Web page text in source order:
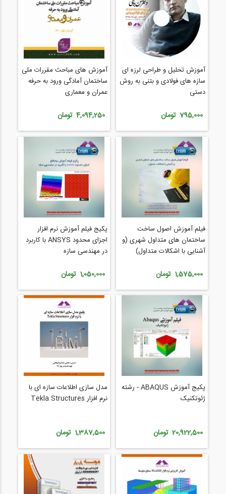
آموزش تحلیل و طراحی لرزه ای
سازه های فولادی و بتنی به روش
دستی
795,000 تومان
آموزش های مباحث مقررات ملی
ساختمان آمادگی ورود به حرفه
عمران و معماری
4,094,250 تومان
فیلم آموزش اصول ساخت
ساختمان های متداول شهری (و
آشنایی با اشکالات متداول)
1,575,000 تومان
پکیج فیلم آموزش نرم افزار
اجزای محدود ANSYS با کاربرد
در مهندسی سازه
1,050,000 تومان
پکیج آموزش ABAQUS - رشته
ژئوتکنیک
20,922,500 تومان
مدل سازی اطلاعات سازه ای با
نرم افزار Tekla Structures
1,387,500 تومان